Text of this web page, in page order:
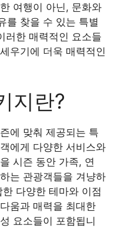
여행이 아닌, 문화와
를 찾을 수 있는 특별
러한 매력적인 요소들
우기에 더욱 매력적인
지란?
에 맞춰 제공되는 특
에게 다양한 서비스와
시즌 동안 가족, 연
는 관광객들을 겨냥하
다양한 테마와 이점
움과 매력을 최대한
요소들이 포함됩니